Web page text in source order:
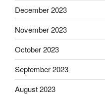
December 2023
November 2023
October 2023
September 2023
August 2023